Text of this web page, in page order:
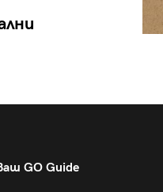
GO Guide